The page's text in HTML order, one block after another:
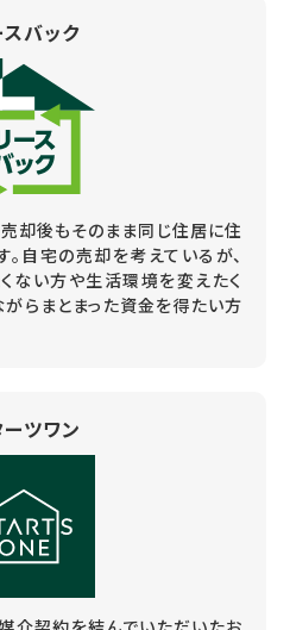
スバック
売却後もそのまま同じ住居に住
自宅の売却を考えているが、
ない方や生活環境を変えたく
らまとまった資金を得たい方
ツワン